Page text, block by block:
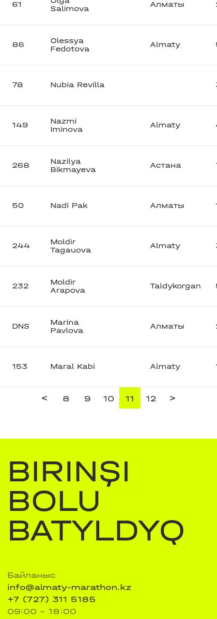
61
Salimova
Алматы
86
Olessya
Fedotova
Almaty
78 Nubia Revilla
149
Nazmi
Iminova
Almaty
268
Nazilya
Bikmayeva
Астана
50 Nadi Pak Алматы
244
Moldir
Tagauova
Almaty
232
Moldir
Arapova
Taldykorgan
DNS
Marina
Pavlova
Алматы
153 Maral Kabi Almaty
< 8 9 10 11 12 >
BIRINŞI
BOLU
BATYLDYQ
Байланыс
info@almaty-marathon.kz
+7 (727) 311 5185
09:00 - 18:00